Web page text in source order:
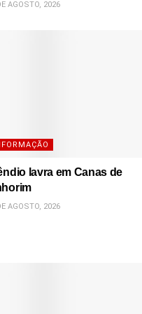
AGOSTO, 2026
lavra em Canas de
AGOSTO, 2026